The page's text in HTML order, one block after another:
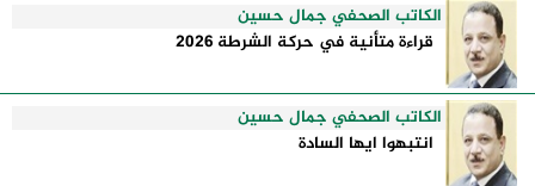
الكاتب الصحفي جمال حسين
قراءة متأنية في حركة الشرطة 2026
الكاتب الصحفي جمال حسين
انتبهوا ايها السادة